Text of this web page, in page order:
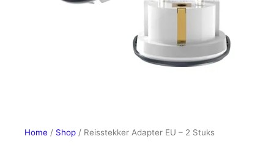
Home / Shop / Reisstekker Adapter EU – 2 Stuks